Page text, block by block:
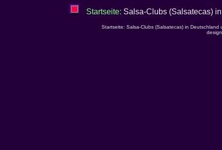
Startseite: Salsa-Clubs (Salsatecas)
Startseite: Salsa-Clubs (Salsatecas) in Deutschland